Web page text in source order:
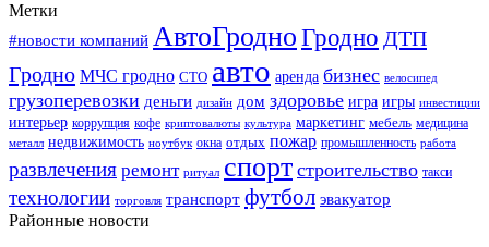
Метки
#новости компаний АвтоГродноГродно ДТП
Гродно МЧС гродно СТО авто аренда бизнес велосипед
грузоперевозки деньги дизайн дом здоровье игра игры инвестиции
интерьер коррупция кофе криптовалюты культура маркетинг мебель медицина
металл недвижимость ноутбук окна отдых пожар промышленность работа
развлечения ремонт ритуал спорт строительство такси
технологии торговля транспорт футбол эвакуатор
Районные новости